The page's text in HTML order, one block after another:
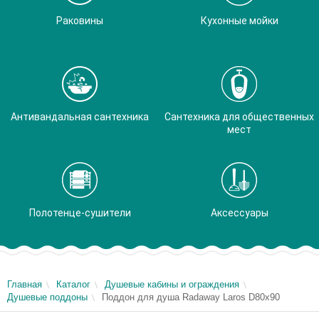
Раковины Кухонные мойки
Антивандальная сантехника
Сантехника для общественных
мест
Полотенце-сушители Аксессуары
Главная Каталог
Душевые кабины и ограждения
Душевые поддоны
Поддон для душа Radaway Laros D80x90